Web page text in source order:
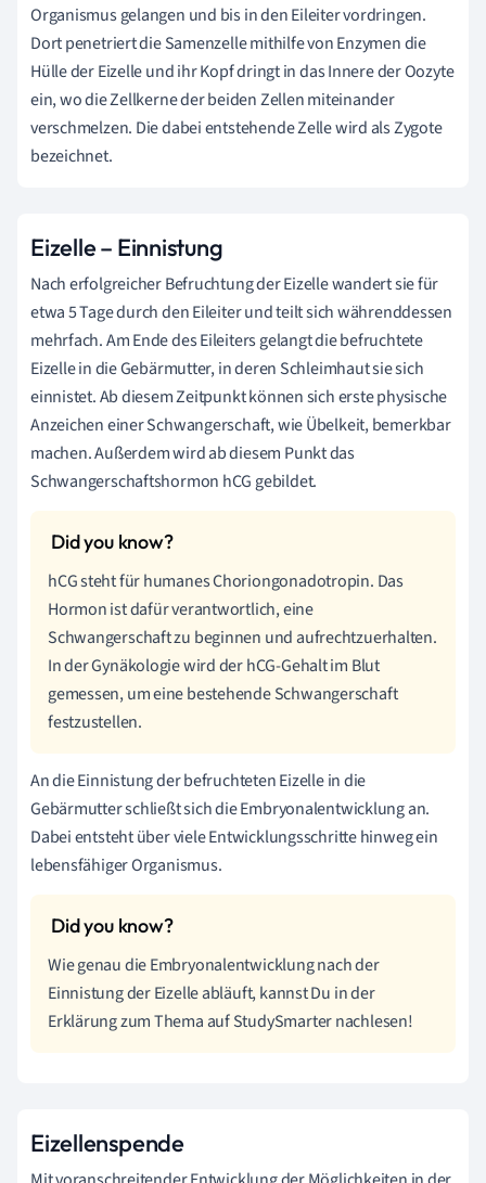
Organismus gelangen und bis in den Eileiter vordringen.
Dort penetriert die Samenzelle mithilfe von Enzymen die
Hülle der Eizelle und ihr Kopf dringt in das Innere der Oozyte
ein, wo die Zellkerne der beiden Zellen miteinander
verschmelzen. Die dabei entstehende Zelle wird als Zygote
bezeichnet.
Eizelle – Einnistung
Nach erfolgreicher Befruchtung der Eizelle wandert sie für
etwa 5 Tage durch den Eileiter und teilt sich währenddessen
mehrfach. Am Ende des Eileiters gelangt die befruchtete
Eizelle in die Gebärmutter, in deren Schleimhaut sie sich
einnistet. Ab diesem Zeitpunkt können sich erste physische
Anzeichen einer Schwangerschaft, wie Übelkeit, bemerkbar
machen. Außerdem wird ab diesem Punkt das
Schwangerschaftshormon hCG gebildet.
hCG steht für humanes Choriongonadotropin. Das
Hormon ist dafür verantwortlich, eine
Schwangerschaft zu beginnen und aufrechtzuerhalten.
In der Gynäkologie wird der hCG-Gehalt im Blut
gemessen, um eine bestehende Schwangerschaft
festzustellen.
An die Einnistung der befruchteten Eizelle in die
Gebärmutter schließt sich die Embryonalentwicklung an.
Dabei entsteht über viele Entwicklungsschritte hinweg ein
lebensfähiger Organismus.
Wie genau die Embryonalentwicklung nach der
Einnistung der Eizelle abläuft, kannst Du in der
Erklärung zum Thema auf StudySmarter nachlesen!
Eizellenspende